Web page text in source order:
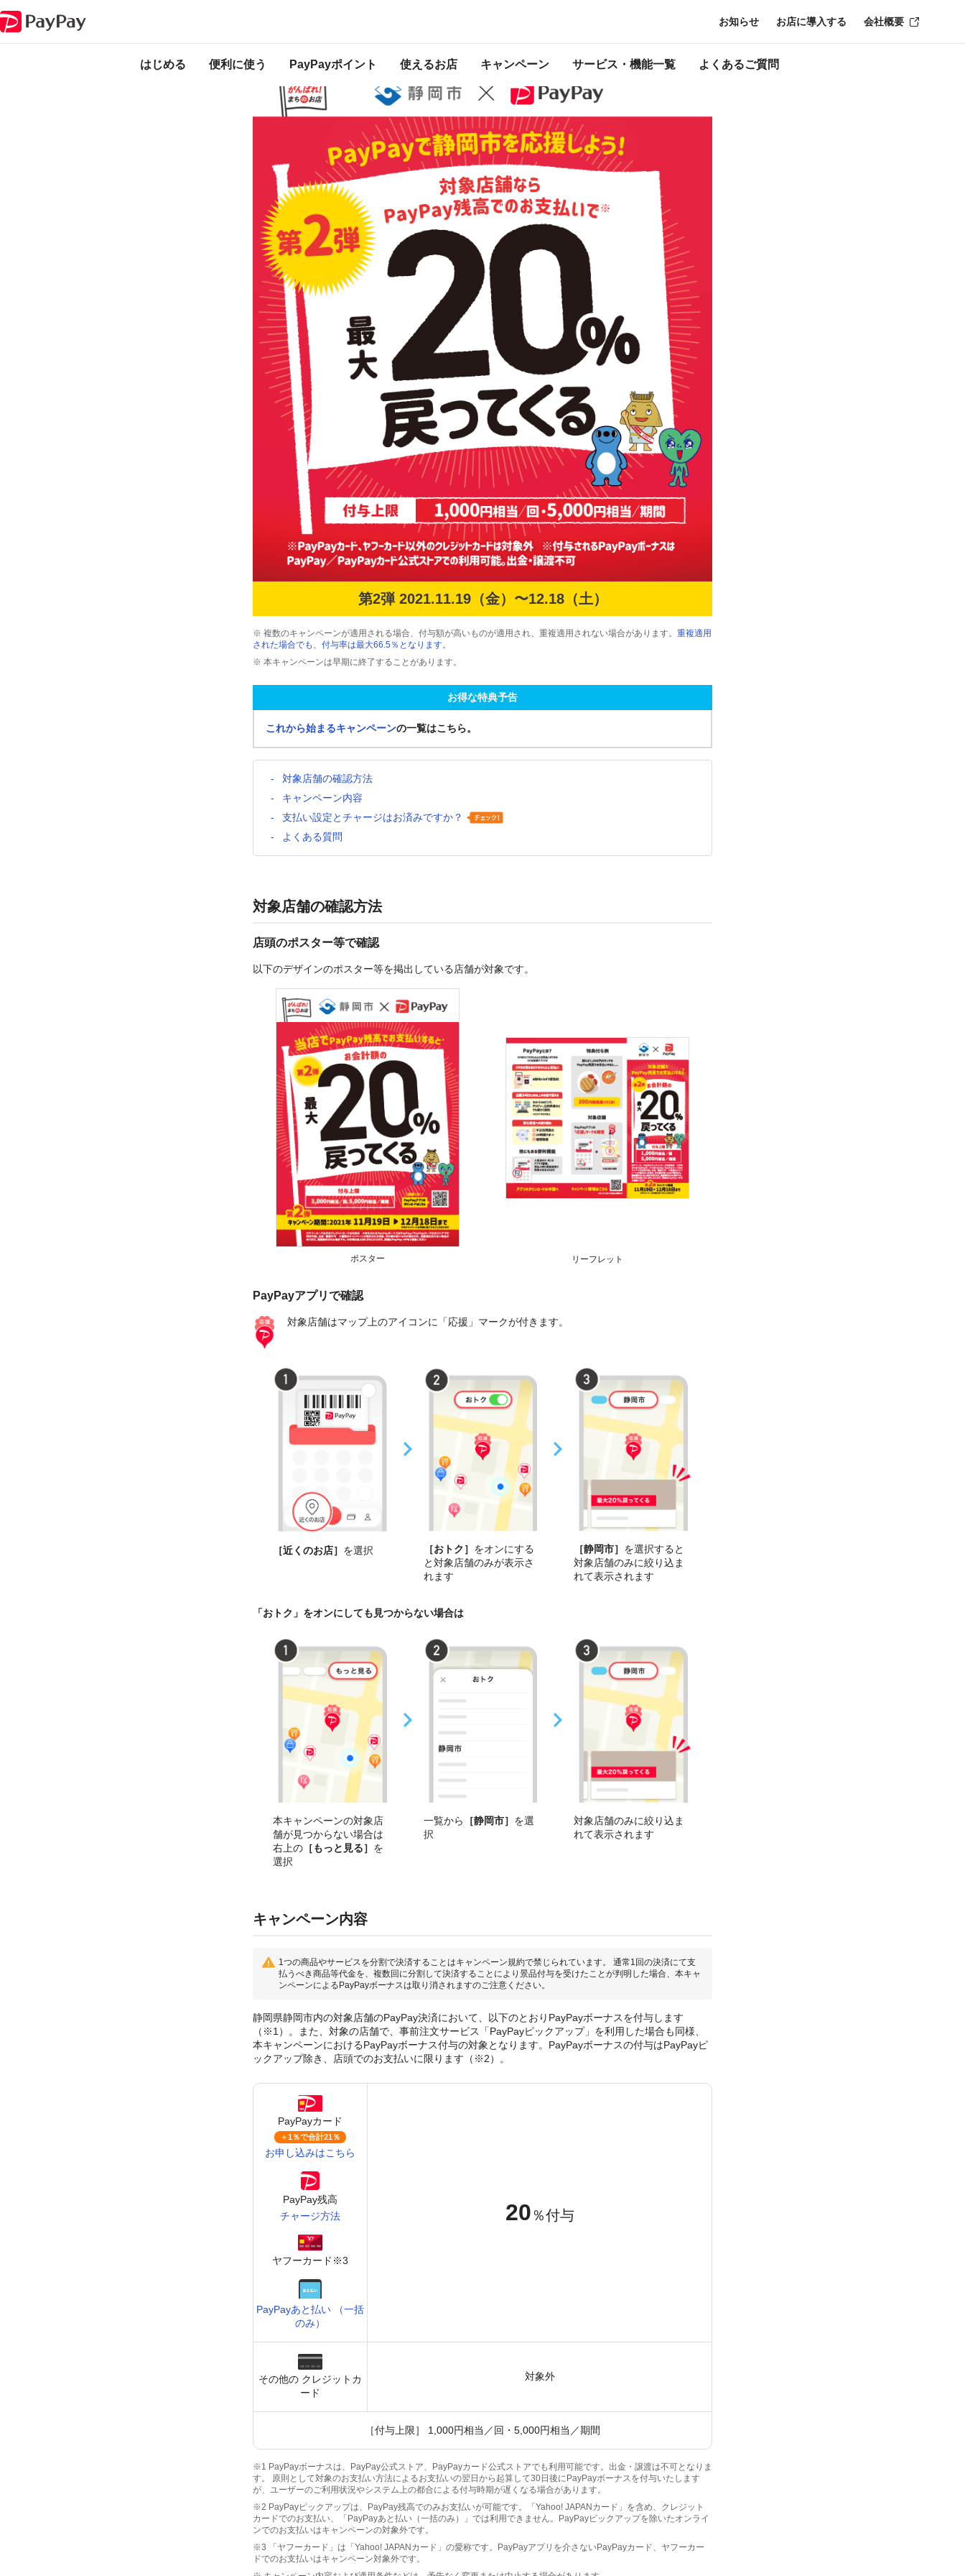
はじめる 便利に使う PayPayポイント 使えるお店 キャンペーン サービス・機能一覧 よくあるご質問
お知らせ お店に導入する 会社概要
ります。
第2弾 2021.11.19（金）〜12.18（土）
※ 複数のキャンペーンが適用される場合、付与額が高いものが適用され、重複適用されない場合があります。 重複適用
された場合でも、付与率は最大66.5％となります。
※ 本キャンペーンは早期に終了することがあります。
お得な特典予告
これから始まるキャンペーンの一覧はこちら。
対象店舗の確認方法
キャンペーン内容
支払い設定とチャージはお済みですか？
よくある質問
対象店舗の確認方法
店頭のポスター等で確認
以下のデザインのポスター等を掲出している店舗が対象です。
ポスター リーフレット
PayPayアプリで確認
対象店舗はマップ上のアイコンに「応援」マークが付きます。
［近くのお店］ を選択 ［おトク］ をオンにする
と対象店舗のみが表示さ
れます
［静岡市］ を選択すると
対象店舗のみに絞り込ま
れて表示されます
「おトク」をオンにしても見つからない場合は
本キャンペーンの対象店
舗が見つからない場合は
右上の ［もっと見る］ を
選択
一覧から ［静岡市］ を選
択
対象店舗のみに絞り込ま
れて表示されます
キャンペーン内容
1つの商品やサービスを分割で決済することはキャンペーン規約で禁じられています。 通常1回の決済にて支
払うべき商品等代金を、複数回に分割して決済することにより景品付与を受けたことが判明した場合、本キャ
ンペーンによるPayPayボーナスは取り消されますのご注意ください。
静岡県静岡市内の対象店舗のPayPay決済において、以下のとおりPayPayボーナスを付与します
（※1）。また、対象の店舗で、事前注文サービス「PayPayピックアップ」を利用した場合も同様、
本キャンペーンにおけるPayPayボーナス付与の対象となります。PayPayボーナスの付与はPayPayピ
ックアップ除き、店頭でのお支払いに限ります（※2）。
PayPayカード
＋1％で合計21％
お申し込みはこちら
PayPay残高
チャージ方法
ヤフーカード※3
PayPayあと払い （一括
のみ）
20 ％付与
その他の クレジットカ
ード
対象外
［付与上限］ 1,000円相当／回・5,000円相当／期間
※1 PayPayボーナスは、PayPay公式ストア、PayPayカード公式ストアでも利用可能です。出金・譲渡は不可となりま
す。 原則として対象のお支払い方法によるお支払いの翌日から起算して30日後にPayPayボーナスを付与いたします
が、ユーザーのご利用状況やシステム上の都合による付与時期が遅くなる場合があります。
※2 PayPayピックアップは、PayPay残高でのみお支払いが可能です。「Yahoo! JAPANカード」を含め、クレジット
カードでのお支払い、「PayPayあと払い（一括のみ）」では利用できません。PayPayピックアップを除いたオンライ
ンでのお支払いはキャンペーンの対象外です。
※3 「ヤフーカード」は「Yahoo! JAPANカード」の愛称です。PayPayアプリを介さないPayPayカード、ヤフーカー
ドでのお支払いはキャンペーン対象外です。